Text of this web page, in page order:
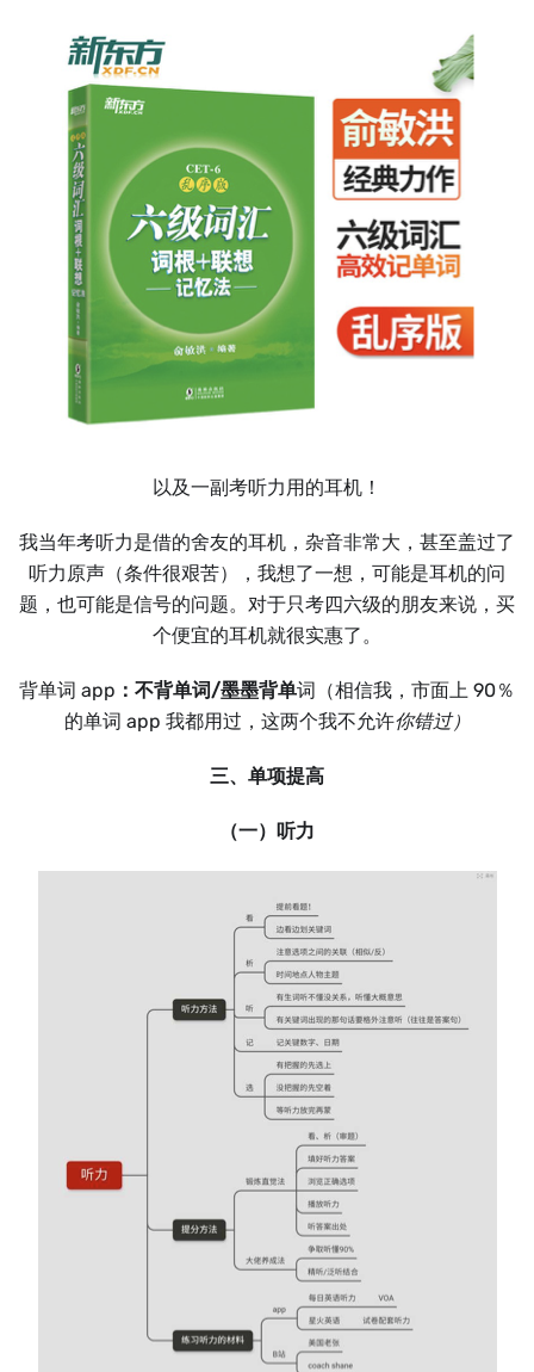
以及一副考听力用的耳机！
我当年考听力是借的舍友的耳机，杂音非常大，甚至盖过了
听力原声（条件很艰苦），我想了一想，可能是耳机的问
题，也可能是信号的问题。对于只考四六级的朋友来说，买
个便宜的耳机就很实惠了。
背单词 app ：不背单词/墨墨背单词（相信我，市面上 90％
的单词 app 我都用过，这两个我不允许你错过）
三、单项提高
（一）听力